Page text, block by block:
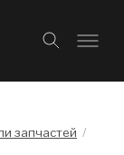
запчастей /